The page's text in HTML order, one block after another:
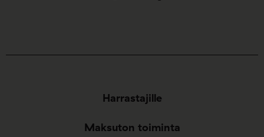
Harrastajille
Maksuton toiminta